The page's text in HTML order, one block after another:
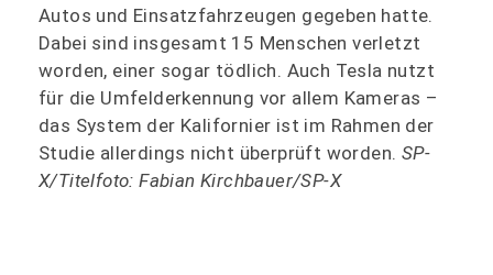
Autos und Einsatzfahrzeugen gegeben hatte.
Dabei sind insgesamt 15 Menschen verletzt
worden, einer sogar tödlich. Auch Tesla nutzt
für die Umfelderkennung vor allem Kameras –
das System der Kalifornier ist im Rahmen der
Studie allerdings nicht überprüft worden. SP-
X/Titelfoto: Fabian Kirchbauer/SP-X